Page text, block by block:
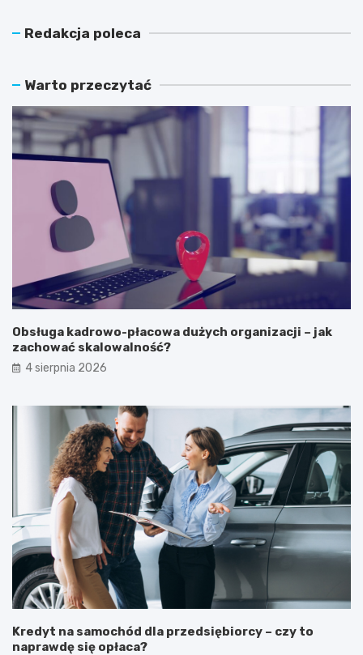
Redakcja poleca
Warto przeczytać
Obsługa kadrowo-płacowa dużych organizacji – jak
zachować skalowalność?
4 sierpnia 2026
Kredyt na samochód dla przedsiębiorcy – czy to
naprawdę się opłaca?